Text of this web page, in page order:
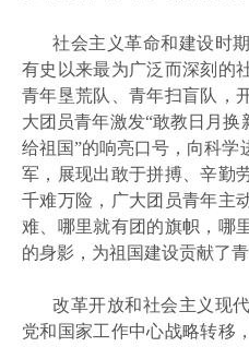
社会主义革命和建设时
有史以来最为广泛而深刻的
青年垦荒队、青年扫盲队，
大团员青年激发“敢教日月换
给祖国”的响亮口号，向科学
军，展现出敢于拼搏、辛勤
千难万险，广大团员青年主
难、哪里就有团的旗帜，哪
的身影，为祖国建设贡献了
改革开放和社会主义现
党和国家工作中心战略转移